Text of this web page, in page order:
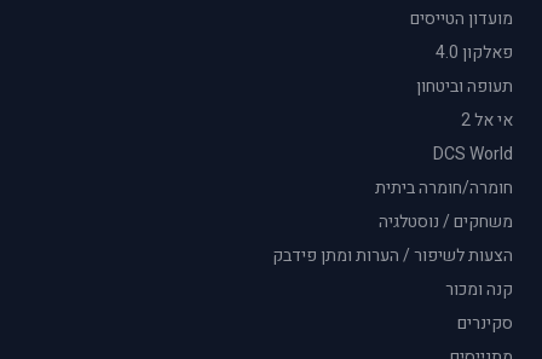
מועדון הטייסים
פאלקון 4.0
תעופה וביטחון
אי אל 2
DCS World
חומרה/חומרה ביתית
משחקים / נוסטלגיה
הצעות לשיפור / הערות ומתן פידבק
קנה ומכור
סקינרים